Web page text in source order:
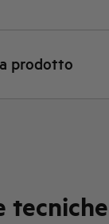
prodotto
tecniche